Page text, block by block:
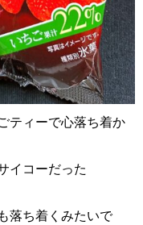
ティーで心落ち着か
イコーだった
落ち着くみたいで